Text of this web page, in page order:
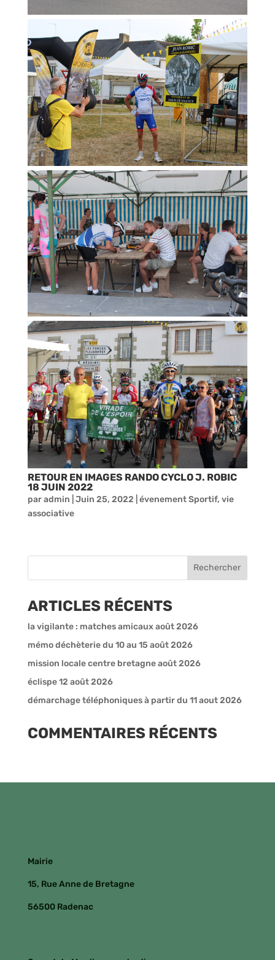
RETOUR EN IMAGES RANDO CYCLO J. ROBIC
18 JUIN 2022
paradmin Juin 25, 2022 évenement Sportif, vie
associative
ARTICLES RÉCENTS
la vigilante : matches amicaux août 2026
mémo déchèterie du 10 au 15 août 2026
mission locale centre bretagne août 2026
éclispe 12 août 2026
démarchage téléphoniques à partir du 11 aout 2026
COMMENTAIRES RÉCENTS
Mairie
15, Rue Anne de Bretagne
56500 Radenac